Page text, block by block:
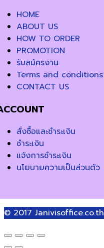
HOME
ABOUT US
HOW TO ORDER
PROMOTION
รับสมัครงาน
Terms and conditions
CONTACT US
สั่งซื้อและชำระเงิน
ชำระเงิน
แจ้งการชำระเงิน
นโยบายความเป็นส่วนตัว
© 2017 Janivisoffice.co.th